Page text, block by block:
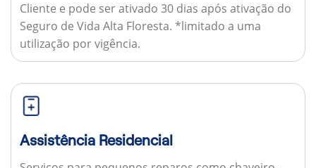
Cliente e pode ser ativado 30 dias após ativação do
Seguro de Vida Alta Floresta. *limitado a uma
utilização por vigência.
Assistência Residencial